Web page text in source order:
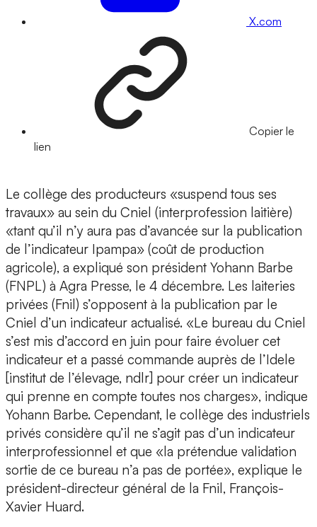
X.com
Copier le
lien
Le collège des producteurs «suspend tous ses
travaux» au sein du Cniel (interprofession laitière)
«tant qu’il n’y aura pas d’avancée sur la publication
de l’indicateur Ipampa» (coût de production
agricole), a expliqué son président Yohann Barbe
(FNPL) à Agra Presse, le 4 décembre. Les laiteries
privées (Fnil) s’opposent à la publication par le
Cniel d’un indicateur actualisé. «Le bureau du Cniel
s’est mis d’accord en juin pour faire évoluer cet
indicateur et a passé commande auprès de l’Idele
[institut de l’élevage, ndlr] pour créer un indicateur
qui prenne en compte toutes nos charges», indique
Yohann Barbe. Cependant, le collège des industriels
privés considère qu’il ne s’agit pas d’un indicateur
interprofessionnel et que «la prétendue validation
sortie de ce bureau n’a pas de portée», explique le
président-directeur général de la Fnil, François-
Xavier Huard.